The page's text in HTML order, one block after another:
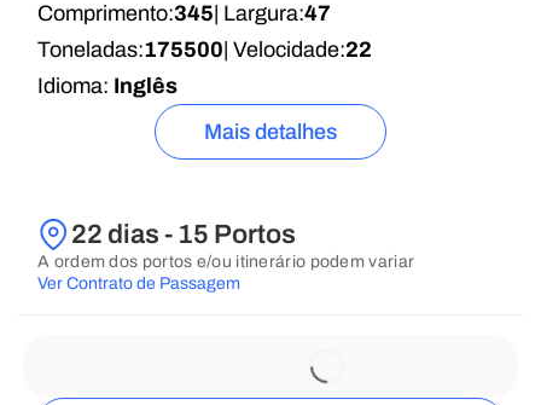
Comprimento:345 | Largura:47
Toneladas:175500 | Velocidade:22
Idioma: Inglês
Mais detalhes
22 dias - 15 Portos
A ordem dos portos e/ou itinerário podem variar
Ver Contrato de Passagem